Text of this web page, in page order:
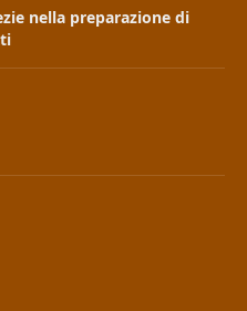
nella preparazione di